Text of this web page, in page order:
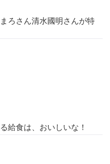
ろさん清水國明さんが特
給食は、おいしいな！